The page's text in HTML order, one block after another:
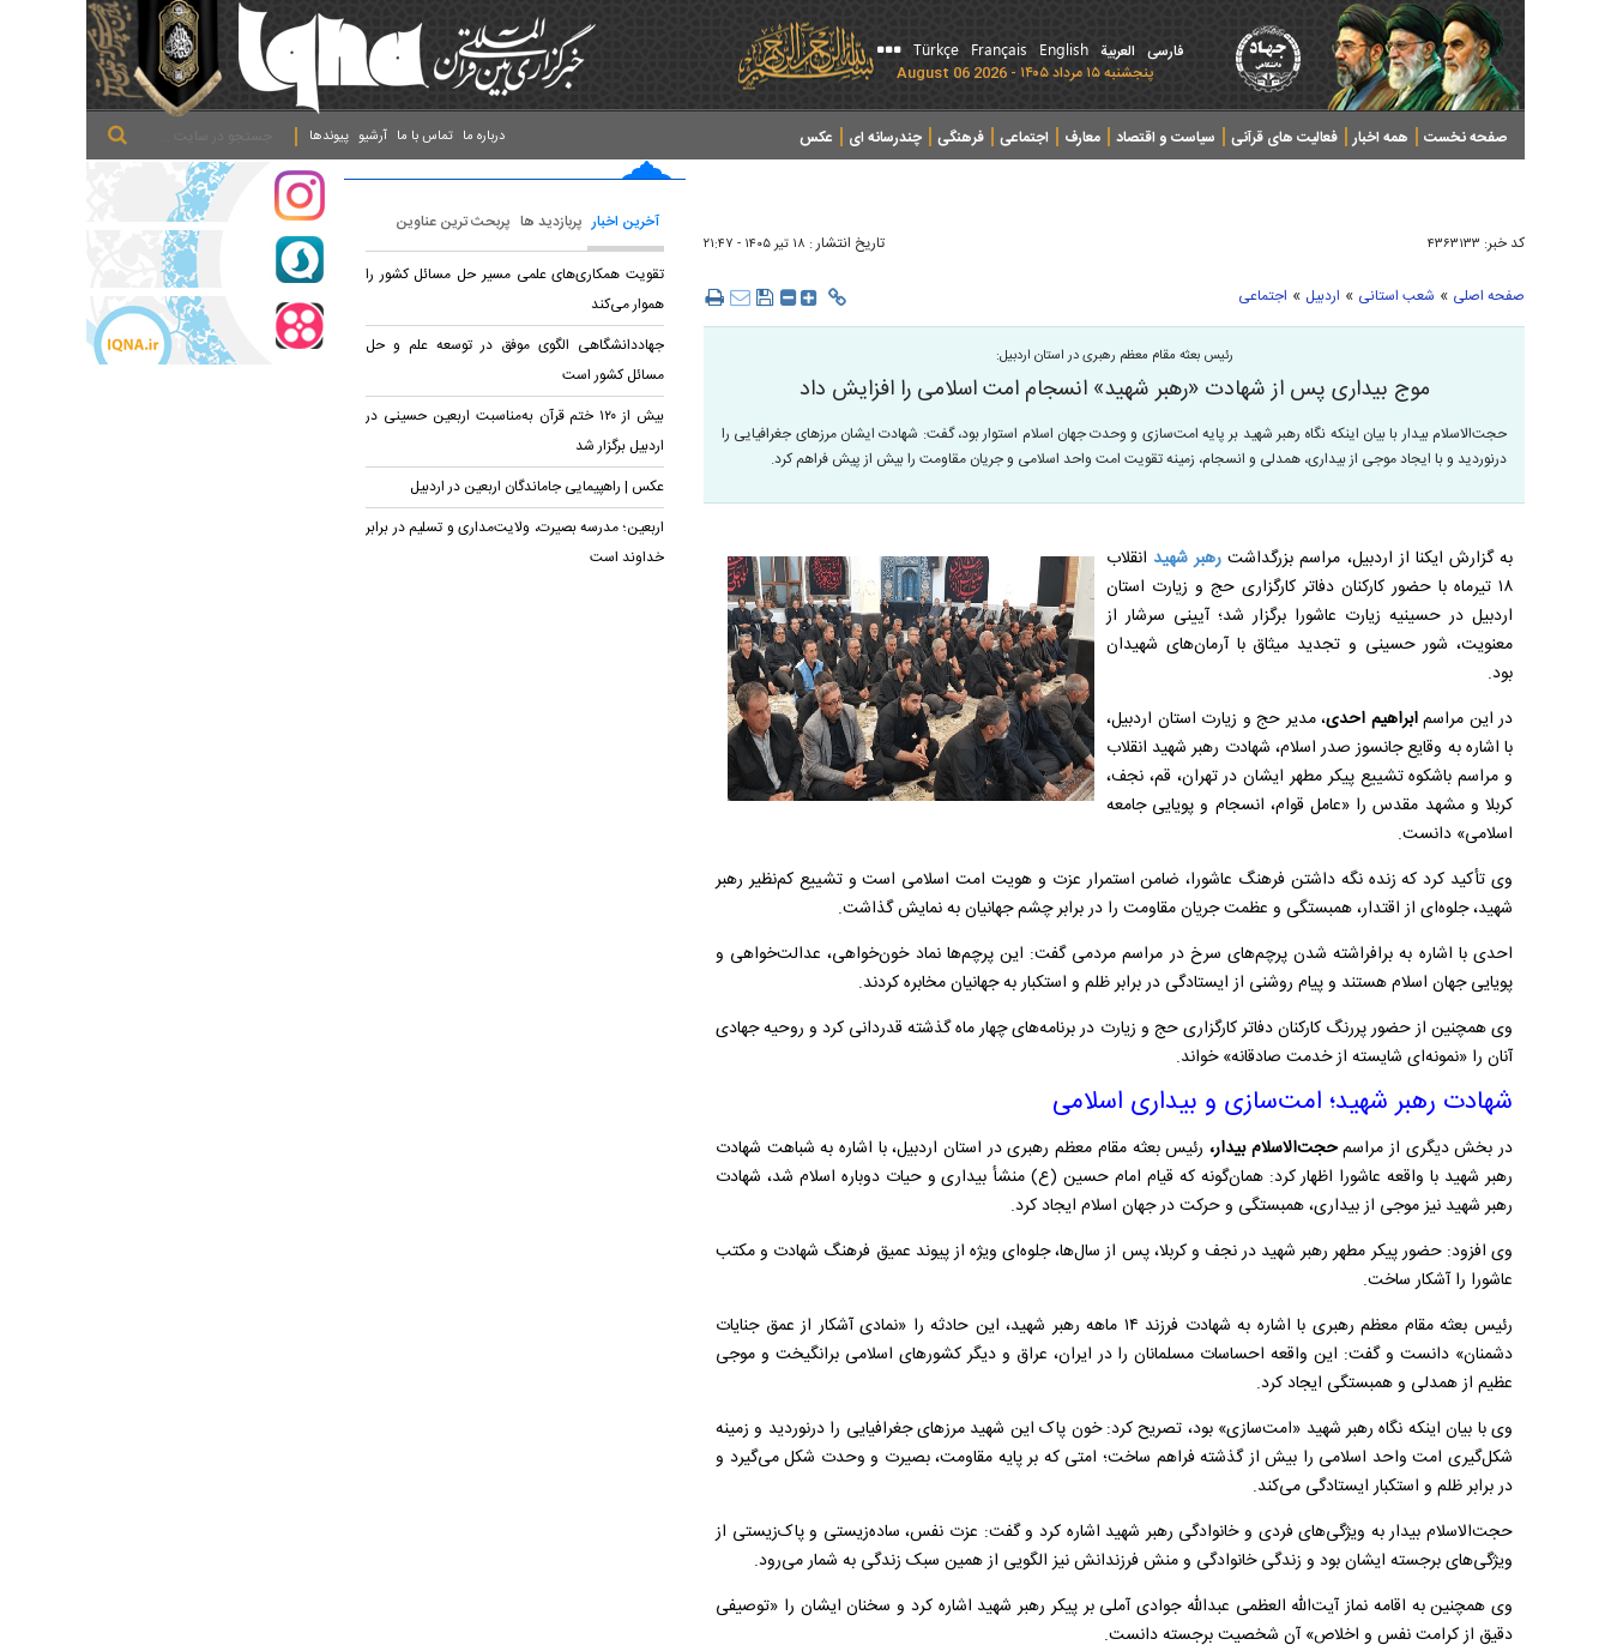
فارسی العربیة English
Français
Türkçe
پنجشنبه ۱۵ مرداد ۱۴۰۵ - 2026 August 06
صفحه نخست همه اخبار فعالیت های قرآنی سیاست و اقتصاد معارف اجتماعی فرهنگی چندرسانه ای عکس پیوندها آرشیو تماس با ما درباره ما
کد خبر: ۴۳۶۳۱۳۳ تاریخ انتشار : ۱۸ تير ۱۴۰۵ - ۲۱:۴۷
صفحه اصلی » شعب استانی » اردبیل » اجتماعی
رئیس بعثه مقام معظم رهبری در استان اردبیل:
موج بیداری پس از شهادت «رهبر شهید» انسجام امت اسلامی را افزایش داد
حجت‌الاسلام بیدار با بیان اینکه نگاه رهبر شهید بر پایه امت‌سازی و وحدت جهان اسلام استوار بود، گفت: شهادت ایشان مرز‌های جغرافیایی را
درنوردید و با ایجاد موجی از بیداری، همدلی و انسجام، زمینه تقویت امت واحد اسلامی و جریان مقاومت را بیش از پیش فراهم کرد.
به گزارش ایکنا از اردبیل، مراسم بزرگداشت رهبر شهید انقلاب
۱۸ تیرماه با حضور کارکنان دفاتر کارگزاری حج و زیارت استان
اردبیل در حسینیه زیارت عاشورا برگزار شد؛ آیینی سرشار از
معنویت، شور حسینی و تجدید میثاق با آرمان‌های شهیدان
بود.
در این مراسمابراهیم احدی، مدیر حج و زیارت استان اردبیل،
با اشاره به وقایع جانسوز صدر اسلام، شهادت رهبر شهید انقلاب
و مراسم باشکوه تشییع پیکر مطهر ایشان در تهران، قم، نجف،
کربلا و مشهد مقدس را «عامل قوام، انسجام و پویایی جامعه
اسلامی» دانست.
وی تأکید کرد که زنده نگه داشتن فرهنگ عاشورا، ضامن استمرار عزت و هویت امت اسلامی است و تشییع کم‌نظیر رهبر
شهید، جلوه‌ای از اقتدار، همبستگی و عظمت جریان مقاومت را در برابر چشم جهانیان به نمایش گذاشت.
احدی با اشاره به برافراشته شدن پرچم‌های سرخ در مراسم مردمی گفت: این پرچم‌ها نماد خون‌خواهی، عدالت‌خواهی و
پویایی جهان اسلام هستند و پیام روشنی از ایستادگی در برابر ظلم و استکبار به جهانیان مخابره کردند.
وی همچنین از حضور پررنگ کارکنان دفاتر کارگزاری حج و زیارت در برنامه‌های چهار ماه گذشته قدردانی کرد و روحیه جهادی
آنان را «نمونه‌ای شایسته از خدمت صادقانه» خواند.
شهادت رهبر شهید؛ امت‌سازی و بیداری اسلامی
در بخش دیگری از مراسمحجت‌الاسلام بیدار، رئیس بعثه مقام معظم رهبری در استان اردبیل، با اشاره به شباهت شهادت
رهبر شهید با واقعه عاشورا اظهار کرد: همان‌گونه که قیام امام حسین (ع) منشأ بیداری و حیات دوباره اسلام شد، شهادت
رهبر شهید نیز موجی از بیداری، همبستگی و حرکت در جهان اسلام ایجاد کرد.
وی افزود: حضور پیکر مطهر رهبر شهید در نجف و کربلا، پس از سال‌ها، جلوه‌ای ویژه از پیوند عمیق فرهنگ شهادت و مکتب
عاشورا را آشکار ساخت.
رئیس بعثه مقام معظم رهبری با اشاره به شهادت فرزند ۱۴ ماهه رهبر شهید، این حادثه را «نمادی آشکار از عمق جنایات
دشمنان» دانست و گفت: این واقعه احساسات مسلمانان را در ایران، عراق و دیگر کشور‌های اسلامی برانگیخت و موجی
عظیم از همدلی و همبستگی ایجاد کرد.
وی با بیان اینکه نگاه رهبر شهید «امت‌سازی» بود، تصریح کرد: خون پاک این شهید مرز‌های جغرافیایی را درنوردید و زمینه
شکل‌گیری امت واحد اسلامی را بیش از گذشته فراهم ساخت؛ امتی که بر پایه مقاومت، بصیرت و وحدت شکل می‌گیرد و
در برابر ظلم و استکبار ایستادگی می‌کند.
حجت‌الاسلام بیدار به ویژگی‌های فردی و خانوادگی رهبر شهید اشاره کرد و گفت: عزت نفس، ساده‌زیستی و پاک‌زیستی از
ویژگی‌های برجسته ایشان بود و زندگی خانوادگی و منش فرزندانش نیز الگویی از همین سبک زندگی به شمار می‌رود.
وی همچنین به اقامه نماز آیت‌الله العظمی عبدالله جوادی آملی بر پیکر رهبر شهید اشاره کرد و سخنان ایشان را «توصیفی
دقیق از کرامت نفس و اخلاص» آن شخصیت برجسته دانست.
آخرین اخبار پربازدید ها پربحث ترین عناوین
تقویت همکاری‌های علمی مسیر حل مسائل کشور را
هموار می‌کند
جهاددانشگاهی الگوی موفق در توسعه علم و حل
مسائل کشور است
بیش از ۱۲۰ ختم قرآن به‌مناسبت اربعین حسینی در
اردبیل برگزار شد
عکس | راهپیمایی جاماندگان اربعین در اردبیل
اربعین؛ مدرسه بصیرت، ولایت‌مداری و تسلیم در برابر
خداوند است